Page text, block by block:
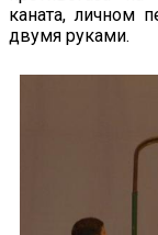
каната, личном
двумя руками.